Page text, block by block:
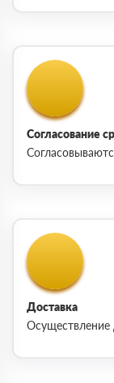
Согласование
Доставка
Осуществление